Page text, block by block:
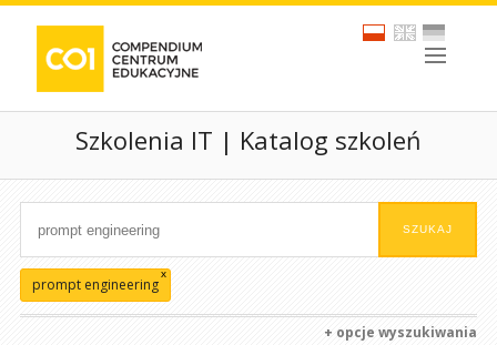
Szkolenia IT | Katalog szkoleń
prompt engineering
x
+ opcje wyszukiwania